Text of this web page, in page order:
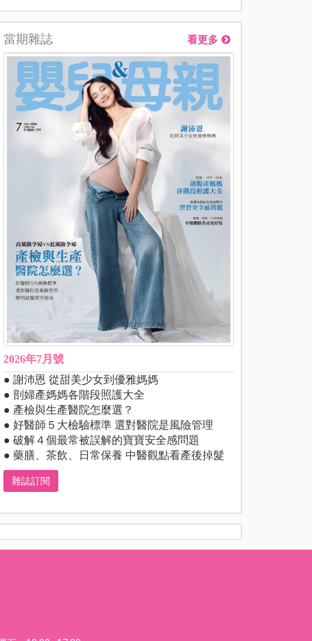
當期雜誌 看更多
2026年7月號
● 謝沛恩 從甜美少女到優雅媽媽
● 剖婦產媽媽各階段照護大全
● 產檢與生產醫院怎麼選？
● 好醫師５大檢驗標準 選對醫院是風險管理
● 破解４個最常被誤解的寶寶安全感問題
● 藥膳、茶飲、日常保養 中醫觀點看產後掉髮
雜誌訂閱